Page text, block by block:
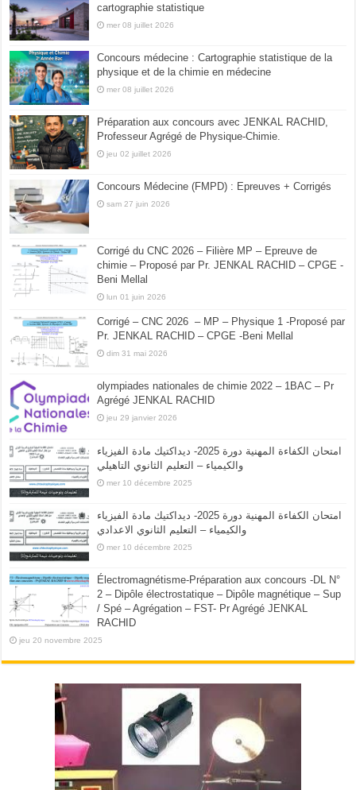
cartographie statistique
mer 08 juillet 2026
Concours médecine : Cartographie statistique de la
physique et de la chimie en médecine
mer 08 juillet 2026
Préparation aux concours avec JENKAL RACHID,
Professeur Agrégé de Physique-Chimie.
jeu 02 juillet 2026
Concours Médecine (FMPD) : Epreuves + Corrigés
sam 27 juin 2026
Corrigé du CNC 2026 – Filière MP – Epreuve de
chimie – Proposé par Pr. JENKAL RACHID – CPGE -
Beni Mellal
lun 01 juin 2026
Corrigé – CNC 2026 – MP – Physique 1 -Proposé par
Pr. JENKAL RACHID – CPGE -Beni Mellal
dim 31 mai 2026
olympiades nationales de chimie 2022 – 1BAC – Pr
Agrégé JENKAL RACHID
jeu 29 janvier 2026
امتحان الكفاءة المهنية دورة 2025- ديداكتيك مادة الفيزياء
والكيمياء – التعليم الثانوي التاهيلي
mer 10 décembre 2025
امتحان الكفاءة المهنية دورة 2025- ديداكتيك مادة الفيزياء
والكيمياء – التعليم الثانوي الاعدادي
mer 10 décembre 2025
Électromagnétisme-Préparation aux concours -DL N°
2 – Dipôle électrostatique – Dipôle magnétique – Sup
/ Spé – Agrégation – FST- Pr Agrégé JENKAL
RACHID
jeu 20 novembre 2025